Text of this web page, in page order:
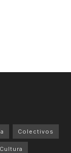
Colectivos
Cultura